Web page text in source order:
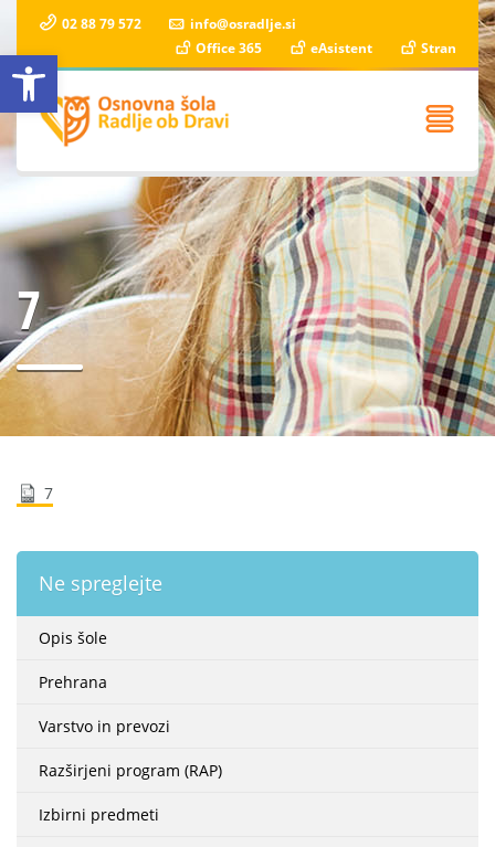
Open toolbar
02 88 79 572
info@osradlje.si
Office 365
eAsistent Stran
7
7
Ne spreglejte
Opis šole
Prehrana
Varstvo in prevozi
Razširjeni program (RAP)
Izbirni predmeti